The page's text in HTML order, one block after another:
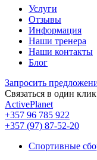
Услуги
Отзывы
Информация
Наши тренера
Наши контакты
Блог
Запросить
Связаться в один клик
ActivePlanet
+357 96 785 922
+357 (97) 87-52-20
Спортивные